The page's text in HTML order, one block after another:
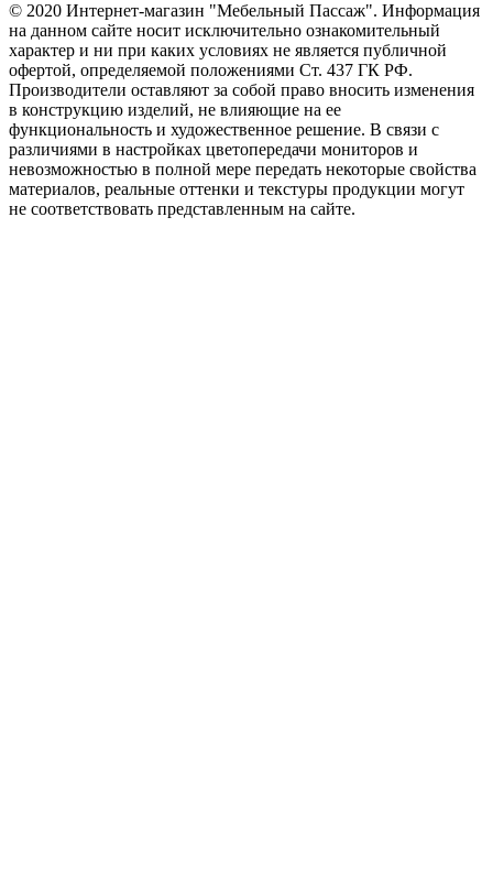
© 2020 Интернет-магазин "Мебельный Пассаж". Информация
на данном сайте носит исключительно ознакомительный
характер и ни при каких условиях не является публичной
офертой, определяемой положениями Ст. 437 ГК РФ.
Производители оставляют за собой право вносить изменения
в конструкцию изделий, не влияющие на ее
функциональность и художественное решение. В связи с
различиями в настройках цветопередачи мониторов и
невозможностью в полной мере передать некоторые свойства
материалов, реальные оттенки и текстуры продукции могут
не соответствовать представленным на сайте.